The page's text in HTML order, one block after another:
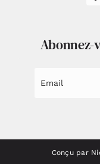
Abonnez-
Conçu par